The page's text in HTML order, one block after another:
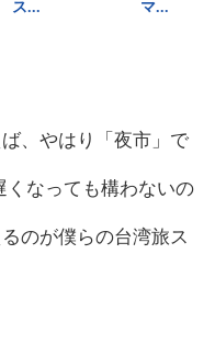
、やはり「夜市」で
なっても構わないの
のが僕らの台湾旅ス